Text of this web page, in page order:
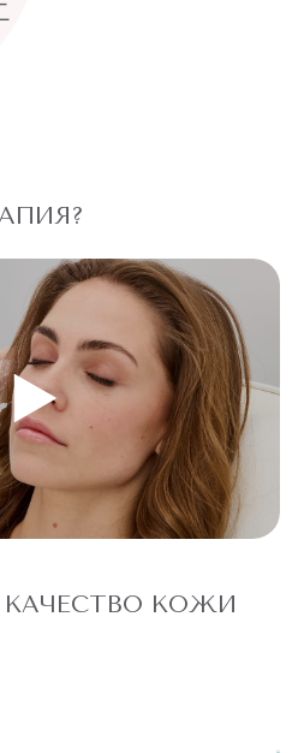
как убрать дряблость и
“Подружки” и ее
знают и практикуют
с помощью которого можно
и свежесть! Доказательство
на фотографиях До и
КОЖИ